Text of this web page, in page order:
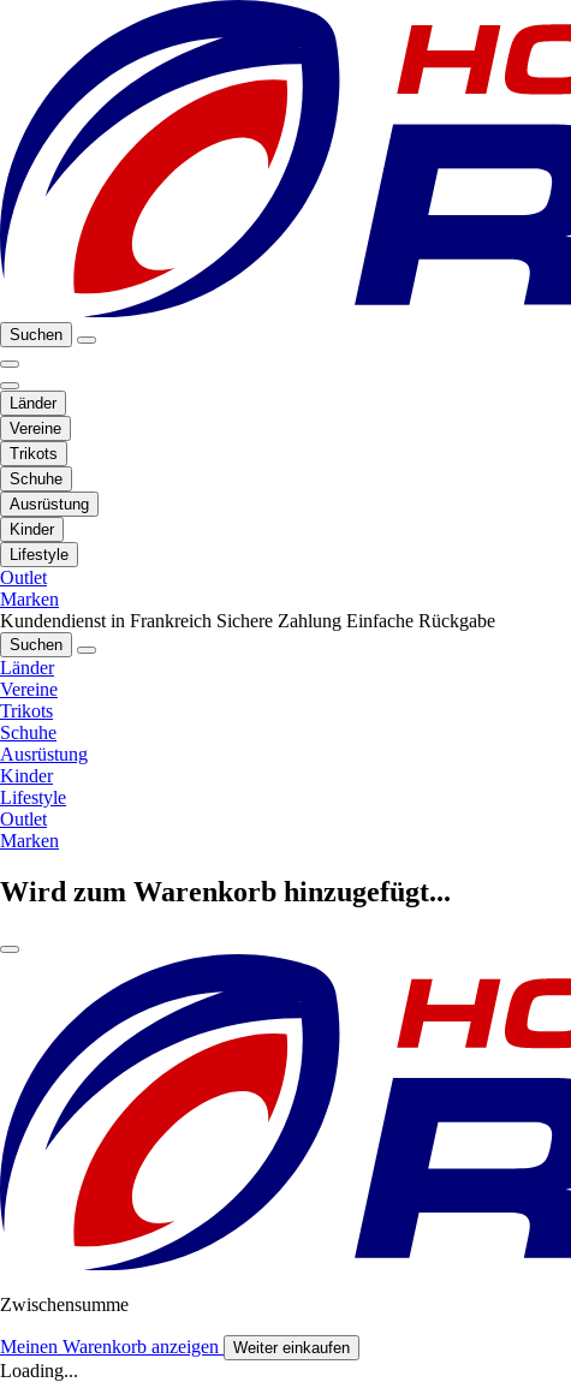
Suchen
Länder
Vereine
Trikots
Schuhe
Ausrüstung
Kinder
Lifestyle
Outlet
Marken
Kundendienst in Frankreich Sichere Zahlung Einfache Rückgabe
Suchen
Länder
Vereine
Trikots
Schuhe
Ausrüstung
Kinder
Lifestyle
Outlet
Marken
Wird zum Warenkorb hinzugefügt...
Zwischensumme
Meinen Warenkorb anzeigen Weiter einkaufen
Loading...